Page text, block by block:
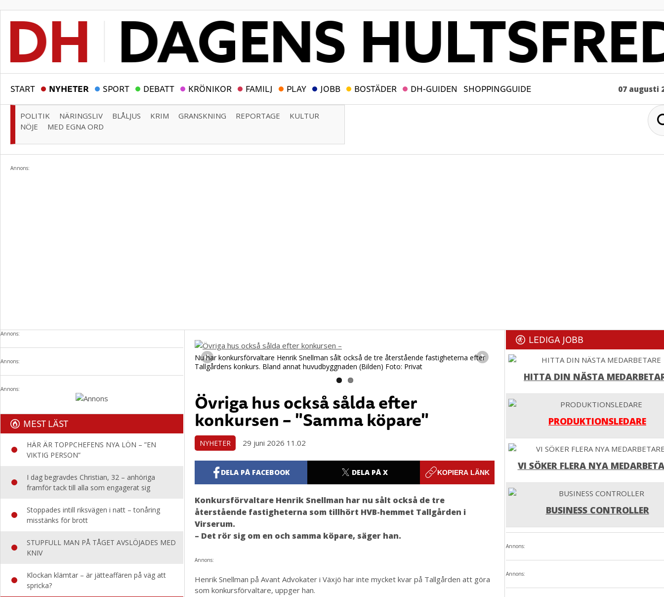
START NYHETER SPORT DEBATT KRÖNIKOR FAMILJ PLAY JOBB BOSTÄDER DH-GUIDEN SHOPPINGGUIDE 07 augusti
POLITIK NÄRINGSLIV BLÅLJUS KRIM GRANSKNING REPORTAGE
KULTUR
NÖJE
MED EGNA ORD
Annons:
Annons:
Annons:
Annons:
MEST LÄST
HÄR ÄR TOPPCHEFENS NYA LÖN – ”EN
VIKTIG PERSON”
I dag begravdes Christian, 32 – anhöriga
framför tack till alla som engagerat sig
Stoppades intill riksvägen i natt – tonåring
misstänks för brott
STUPFULL MAN PÅ TÅGET AVSLÖJADES MED
KNIV
Klockan klämtar – är jätteaffären på väg att
spricka?
Nu har konkursförvaltare Henrik Snellman sålt också de tre återstående fastigheterna efter
Tallgårdens konkurs. Bland annat huvudbyggnaden (Bilden) Foto: Privat
Övriga hus också sålda efter
konkursen – "Samma köpare"
NYHETER 29 juni 2026 11.02
DELA PÅ FACEBOOK DELA PÅ X KOPIERA LÄNK
Konkursförvaltare Henrik Snellman har nu sålt också de tre
återstående fastigheterna som tillhört HVB-hemmet Tallgården i
Virserum.
– Det rör sig om en och samma köpare, säger han.
Annons:
Henrik Snellman på Avant Advokater i Växjö har inte mycket kvar på Tallgården att göra
som konkursförvaltare, uppger han.
LEDIGA JOBB
HITTA DIN NÄSTA
PRODUKTIONSLEDARE
VI SÖKER FLERA NYA
BUSINESS CONTROLLER
Annons:
Annons: